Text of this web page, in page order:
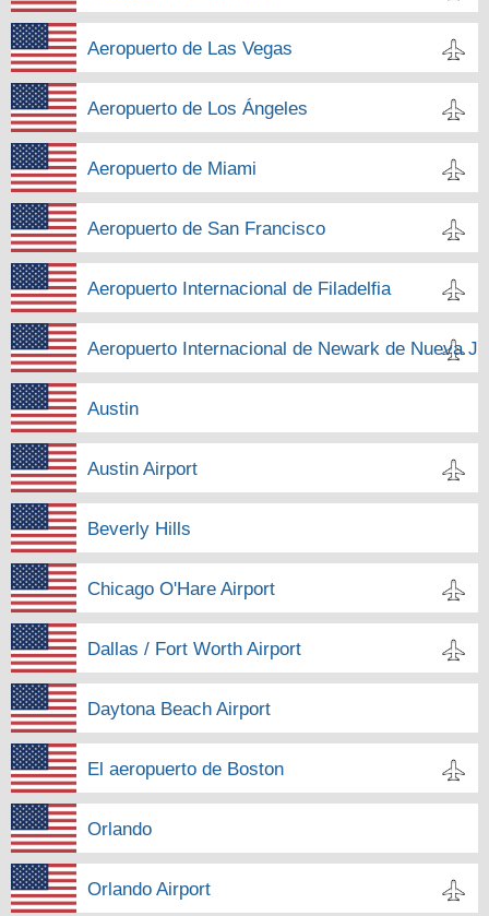
Aeropuerto de Las Vegas
Aeropuerto de Los Ángeles
Aeropuerto de Miami
Aeropuerto de San Francisco
Aeropuerto Internacional de Filadelfia
Aeropuerto Internacional de Newark de Nueva
Austin
Austin Airport
Beverly Hills
Chicago O'Hare Airport
Dallas / Fort Worth Airport
Daytona Beach Airport
El aeropuerto de Boston
Orlando
Orlando Airport